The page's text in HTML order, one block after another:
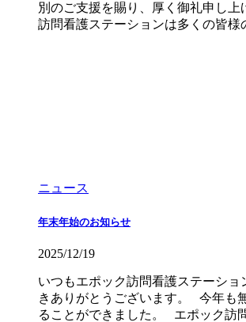
別のご支援を賜り、厚く御礼申し上
訪問看護ステーションは多くの皆様
ニュース
年末年始のお知らせ
2025/12/19
いつもエポック訪問看護ステーショ
きありがとうございます。 今年も
ることができました。 エポック訪